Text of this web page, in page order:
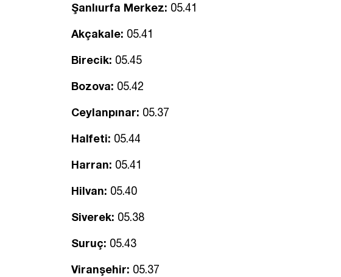
Şanlıurfa Merkez: 05.41
Akçakale: 05.41
Birecik: 05.45
Bozova: 05.42
Ceylanpınar: 05.37
Halfeti: 05.44
Harran: 05.41
Hilvan: 05.40
Siverek: 05.38
Suruç: 05.43
Viranşehir: 05.37